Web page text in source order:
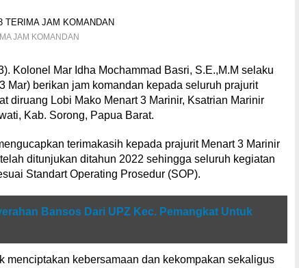
JAM KOMANDAN
Kolonel Mar Idha Mochammad Basri, S.E.,M.M selaku
Mar) berikan jam komandan kepada seluruh prajurit
diruang Lobi Mako Menart 3 Marinir, Ksatrian Marinir
Kab. Sorong, Papua Barat.
terimakasih kepada prajurit Menart 3 Marinir
ditunjukan ditahun 2022 sehingga seluruh kegiatan
Standart Operating Prosedur (SOP).
Bansos Dari UPZ Kec. Pemangkat Untuk
menciptakan kebersamaan dan kekompakan sekaligus